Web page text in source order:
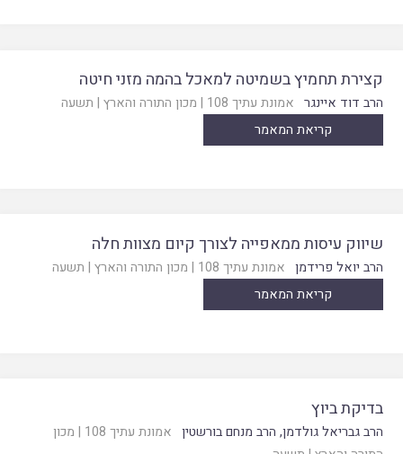
קצירת תחמיץ בשמיטה למאכל בהמה מזני חיטה
הרב דוד איינגר אמונת עתיך 108 | מכון התורה והארץ | תשעה
קריאת המאמר
שיווק עיסות ממאפייה לצורך קיום מצוות חלה
הרב יואל פרידמן אמונת עתיך 108 | מכון התורה והארץ | תשעה
קריאת המאמר
בדיקת ביוץ
הרב גבריאל גולדמן, הרב מנחם בורשטין אמונת עתיך 108 | מכון